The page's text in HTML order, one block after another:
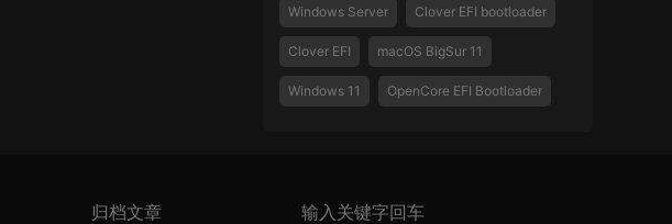
Windows Server Clover EFI bootloader
Clover EFI macOS BigSur 11
Windows 11 OpenCore EFI Bootloader
归档文章 输入关键字回车